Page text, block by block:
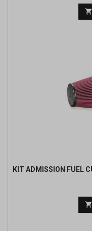

KIT ADMISSION FUEL
